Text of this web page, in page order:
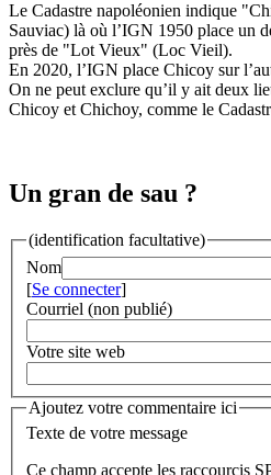
Le Cadastre napoléonien indique
Sauviac) là où l’IGN 1950 place un
près de "Lot Vieux" (Loc Vieil).
En 2020, l’IGN place Chicoy sur
On ne peut exclure qu’il y ait deux
Chicoy et Chichoy, comme le
Un gran de sau ?
(identification facultative)
Nom
[Se connecter]
Courriel (non publié)
Votre site web
Ajoutez votre commentaire ici
Texte de votre message
Ce champ accepte les raccourcis